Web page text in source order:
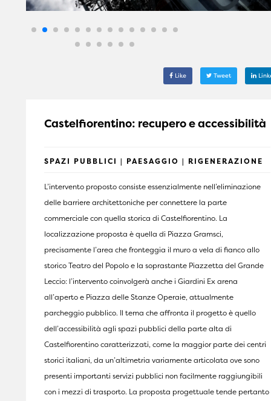
Like Tweet
Castelfiorentino: recupero e accessibilità
SPAZI PUBBLICI | PAESAGGIO | RIGENERAZIONE
L’intervento proposto consiste essenzialmente nell’eliminazione
delle barriere architettoniche per connettere la parte
commerciale con quella storica di Castelfiorentino. La
localizzazione proposta è quella di Piazza Gramsci,
precisamente l’area che fronteggia il muro a vela di fianco allo
storico Teatro del Popolo e la soprastante Piazzetta del Grande
Leccio: l’intervento coinvolgerà anche i Giardini Ex arena
all’aperto e Piazza delle Stanze Operaie, attualmente
parcheggio pubblico. Il tema che affronta il progetto è quello
dell’accessibilità agli spazi pubblici della parte alta di
Castelfiorentino caratterizzati, come la maggior parte dei centri
storici italiani, da un’altimetria variamente articolata ove sono
presenti importanti servizi pubblici non facilmente raggiungibili
con i mezzi di trasporto. La proposta progettuale tende pertanto